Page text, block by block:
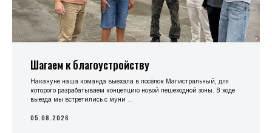
Шагаем к благоустройству
Накануне наша команда выехала в посёлок Магистральный, для
которого разрабатываем концепцию новой пешеходной зоны. В ходе
выезда мы встретились с муни ...
05.08.2026